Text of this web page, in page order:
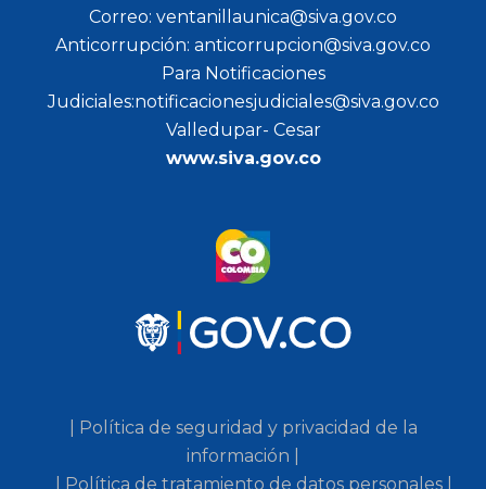
Correo: ventanillaunica@siva.gov.co
Anticorrupción: anticorrupcion@siva.gov.co
Para Notificaciones
Judiciales:notificacionesjudiciales@siva.gov.co
Valledupar- Cesar
www.siva.gov.co
| Política de seguridad y privacidad de la
información |
| Política de tratamiento de datos personales |